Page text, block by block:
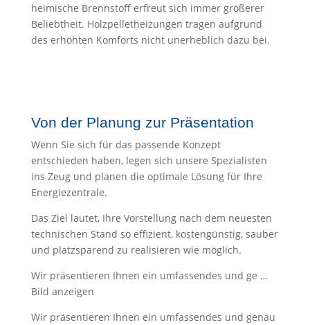
heimische Brennstoff erfreut sich immer größerer
Beliebtheit. Holzpelletheizungen tragen aufgrund
des erhöhten Komforts nicht unerheblich dazu bei.
Von der Planung zur Präsentation
Wenn Sie sich für das passende Konzept
entschieden haben, legen sich unsere Spezialisten
ins Zeug und planen die optimale Lösung für Ihre
Energiezentrale.
Das Ziel lautet, Ihre Vorstellung nach dem neuesten
technischen Stand so effizient, kostengünstig, sauber
und platzsparend zu realisieren wie möglich.
Wir präsentieren Ihnen ein umfassendes und ge …
Bild anzeigen
Wir präsentieren Ihnen ein umfassendes und genau